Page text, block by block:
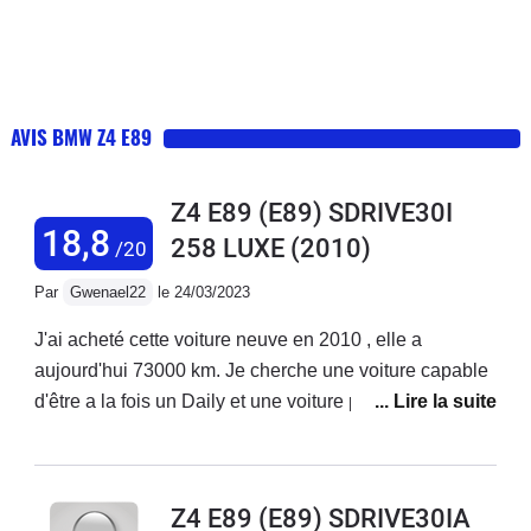
AVIS BMW Z4 E89
18,8 /20
Z4 E89 (E89) SDRIVE30I
258 LUXE (2010)
Par Gwenael22 le 24/03/2023
J'ai acheté cette voiture neuve en 2010 , elle a
aujourd'hui 73000 km. Je cherche une voiture capable
d'être a la fois un Daily et une voiture plaisir , la Z4 E89
polyvalence.La consommation , sous les 10L de
étonnamment facile a utiliser au quotidien , confortable
Z4 E89 (E89) SDRIVE30IA